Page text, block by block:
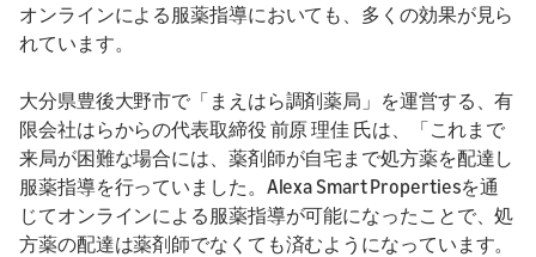
オンラインによる服薬指導においても、多くの効果が見ら
れています。
大分県豊後大野市で「まえはら調剤薬局」を運営する、有
限会社はらからの代表取締役 前原 理佳 氏は、「これまで
来局が困難な場合には、薬剤師が自宅まで処方薬を配達し
服薬指導を行っていました。Alexa Smart Propertiesを通
じてオンラインによる服薬指導が可能になったことで、処
方薬の配達は薬剤師でなくても済むようになっています。